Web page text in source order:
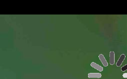
Besuchen Sie uns auf Facebook
unserer FB-Seite. Wir freuen uns
Unterstützung. Neue Mitglieder